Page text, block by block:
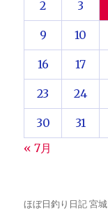
2 3
9 10
16 17
23 24
30
31
« 7月
ほぼ日釣り日記 宮城